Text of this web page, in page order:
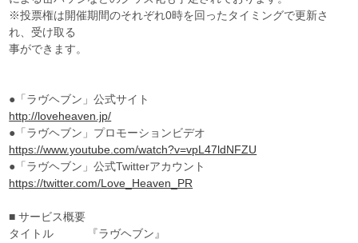
※投票権は開催期間のそれぞれ0時を回ったタイミングで更新さ
れ、受け取る
事ができます。
●「ラヴヘブン」公式サイト
http://loveheaven.jp/
●「ラヴヘブン」プロモーションビデオ
https://www.youtube.com/watch?v=vpL47ldNFZU
●「ラヴヘブン」公式Twitterアカウント
https://twitter.com/Love_Heaven_PR
■ サービス概要
タイトル 『ラヴヘブン』